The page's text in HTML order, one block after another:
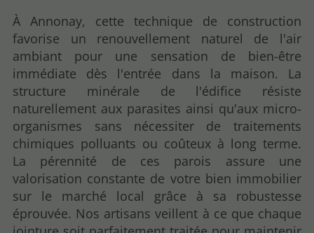
À Annonay, cette technique de construction
favorise un renouvellement naturel de l'air
ambiant pour une sensation de bien-être
immédiate dès l'entrée dans la maison. La
structure minérale de l'édifice résiste
naturellement aux parasites ainsi qu'aux micro-
organismes sans nécessiter de traitements
chimiques polluants ou coûteux à long terme.
La pérennité de ces parois assure une
valorisation constante de votre bien immobilier
sur le marché local grâce à sa robustesse
éprouvée. Nos artisans veillent à ce que chaque